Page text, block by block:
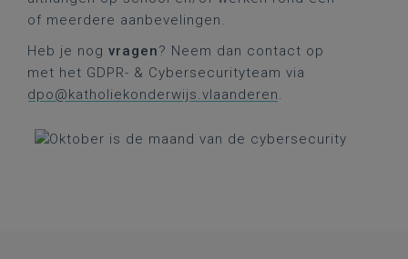
of meerdere aanbevelingen.
Heb je nog vragen? Neem dan contact op
met het GDPR- & Cybersecurityteam via
dpo@katholiekonderwijs.vlaanderen.